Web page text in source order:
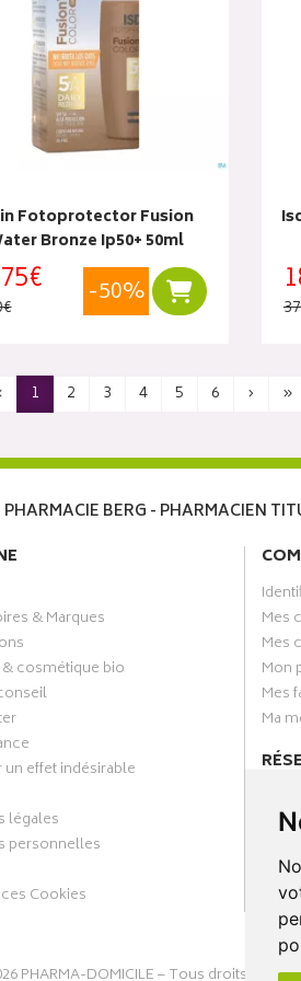
Fotoprotector Fusion
Bronze Ip50+ 50ml
-50% Ajouter au
1 2 3 4 5 6 › »
PHARMACIE BERG - PHARMACIEN
& Marques
cosmétique bio
effet indésirable
légales
personnelles
Cookies
Mes
Mes
Mon
Mes
Ma
PHARMA-DOMICILE– Tous droits